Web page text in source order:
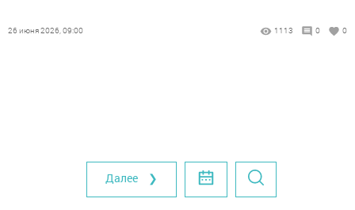
26 июня 2026, 09:00 1113 0 0
Далее ❯